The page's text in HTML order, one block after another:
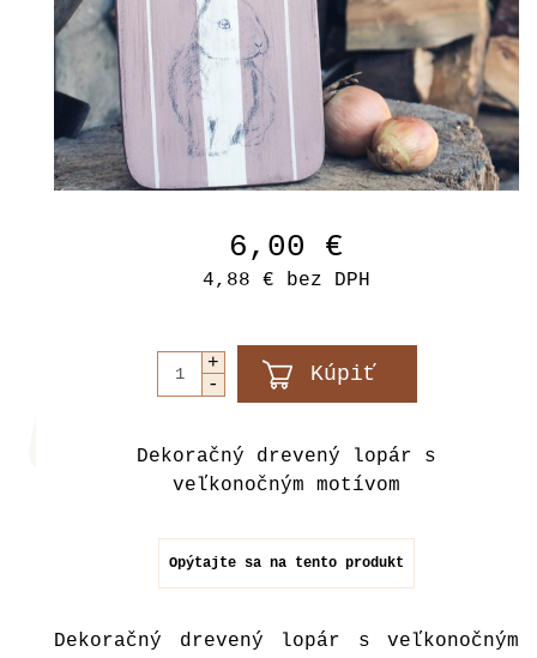
6,00 €
4,88 € bez DPH
Dekoračný drevený lopár s
veľkonočným motívom
Opýtajte sa na tento produkt
Dekoračný drevený lopár s veľkonočným